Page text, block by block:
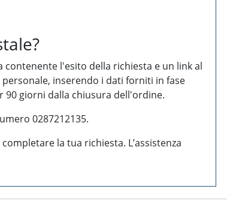
l'esito della richiesta e un link al
inserendo i dati forniti in fase
90 giorni dalla chiusura dell'ordine.
0287212135.
la tua richiesta. L’assistenza